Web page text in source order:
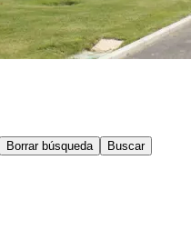
Borrar búsqueda Buscar